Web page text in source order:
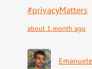
#privacyMatters
about 1 month ago
Emanuele